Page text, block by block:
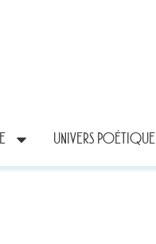
UNIVERS POÉTIQUE